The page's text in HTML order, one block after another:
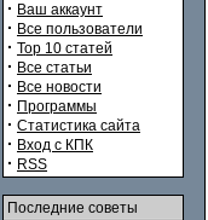
· Ваш аккаунт
· Все пользователи
· Top 10 статей
· Все статьи
· Все новости
· Программы
· Статистика сайта
· Вход с КПК
· RSS
Последние советы